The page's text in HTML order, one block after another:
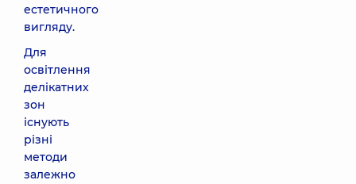
естетичного
вигляду.
Для
освітлення
делікатних
зон
існують
різні
методи
залежно